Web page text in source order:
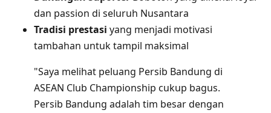
dan passion di seluruh Nusantara
Tradisi prestasi yang menjadi motivasi
tambahan untuk tampil maksimal
"Saya melihat peluang Persib Bandung di
ASEAN Club Championship cukup bagus.
Persib Bandung adalah tim besar dengan